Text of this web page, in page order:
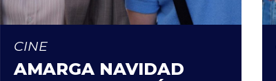
CINE
AMARGA NAVIDAD